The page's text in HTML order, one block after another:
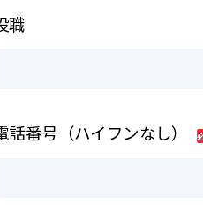
職
話番号（ハイフンなし）